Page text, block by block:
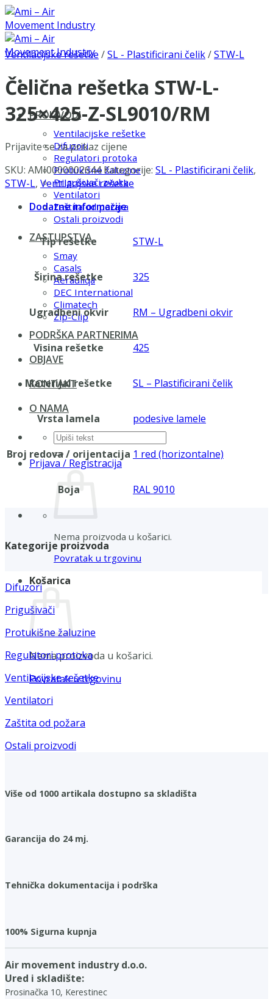
Skip
to
content
PROIZVODI
Ventilacijske rešetke
Difuzori
Regulatori protoka
Protukišne žaluzine
Prigušivači zvuka
Ventilatori
Zaštita od požara
Ostali proizvodi
ZASTUPSTVA
Smay
Casals
Aerauliqa
DEC International
Climatech
Zip-Clip
PODRŠKA PARTNERIMA
OBJAVE
KONTAKT
O NAMA
Pretraži:
Prijava / Registracija
Nema proizvoda u košarici.
Povratak u trgovinu
Košarica
Nema proizvoda u košarici.
Povratak u trgovinu
Ventilacijske rešetke /SL - Plastificirani čelik/STW-L
Čelična rešetka STW-L-
325×425-Z-SL9010/RM
Prijavite se za prikaz cijene
SKU: AMI0000002644 Kategorije: SL - Plastificirani čelik,
STW-L, Ventilacijske rešetke
Dodatne informacije
Tip rešetke STW-L
Širina rešetke 325
Ugradbeni okvir RM – Ugradbeni okvir
Visina rešetke 425
Materijal rešetke SL – Plastificirani čelik
Vrsta lamela podesive lamele
Broj redova / orijentacija 1 red (horizontalne)
Boja RAL 9010
Kategorije proizvoda
Difuzori
Prigušivači
Protukišne žaluzine
Regulatori protoka
Ventilacijske rešetke
Ventilatori
Zaštita od požara
Ostali proizvodi
Više od 1000 artikala dostupno sa skladišta
Garancija do 24 mj.
Tehnička dokumentacija i podrška
100% Sigurna kupnja
Air movement industry d.o.o.
Ured i skladište:
Prosinačka 10, Kerestinec